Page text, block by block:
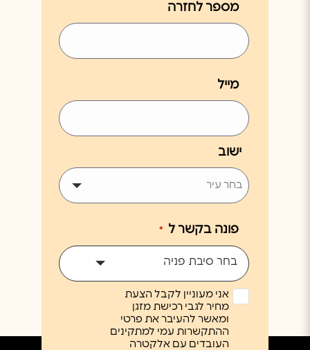
מספר לחזרה
מייל
ישוב
פונה בקשר ל *
בחר סיבת פניה
אני מעוניין לקבל הצעת
מחיר לגבי רכישת מזגן
ומאשר להעיבר את פרטי
ההתקשרות עמי למתקינים
העובדים עם אלקטרה